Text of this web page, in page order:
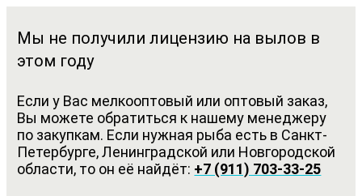
Мы не получили лицензию на вылов в
этом году
Если у Вас мелкооптовый или оптовый заказ,
Вы можете обратиться к нашему менеджеру
по закупкам. Если нужная рыба есть в Санкт-
Петербурге, Ленинградской или Новгородской
области, то он её найдёт: +7 (911) 703-33-25